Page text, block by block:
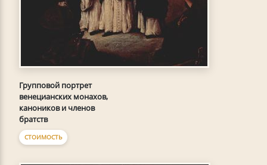
Групповой портрет
венецианских монахов,
каноников и членов
братств
СТОИМОСТЬ